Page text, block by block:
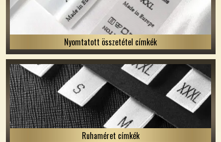
Nyomtatott összetétel címkék
Ruhaméret címkék